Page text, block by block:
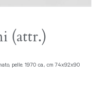
(attr.)
pelle. 1970 ca., cm 74x92x90